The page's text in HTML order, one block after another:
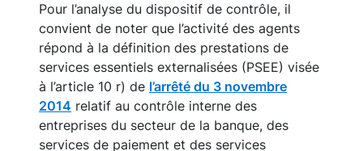
Pour l’analyse du dispositif de contrôle, il
convient de noter que l’activité des agents
répond à la définition des prestations de
services essentiels externalisées (PSEE) visée
à l’article 10 r) de l’arrêté du 3 novembre
2014 relatif au contrôle interne des
entreprises du secteur de la banque, des
services de paiement et des services